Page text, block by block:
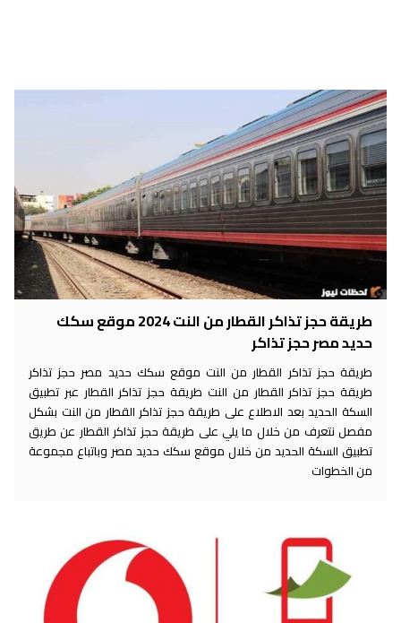
طريقة حجز تذاكر القطار من النت 2024 موقع سكك
حديد مصر حجز تذاكر
طريقة حجز تذاكر القطار من النت موقع سكك حديد مصر حجز تذاكر
طريقة حجز تذاكر القطار من النت طريقة حجز تذاكر القطار عبر تطبيق
السكة الحديد بعد الاطلاع على طريقة حجز تذاكر القطار من النت بشكل
مفصل نتعرف من خلال ما يلي على طريقة حجز تذاكر القطار عن طريق
تطبيق السكة الحديد من خلال موقع سكك حديد مصر وباتباع مجموعة
من الخطوات